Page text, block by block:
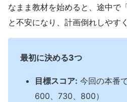
なまま教材を始めると、途中で
と不安になり、計画倒れしやす
最初に決める3つ
目標スコア: 今回の本番
600、730、800）